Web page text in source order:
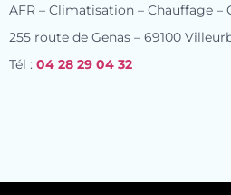
AFR – Climatisation – Chauffage –
255 route de Genas – 69100
Tél : 04 28 29 04 32